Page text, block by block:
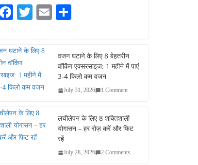
जो आपकी उत्पादकता को
दोगुना कर देंगे
Fa
bo
ok
T
tte
r
E
वजन घटाने के लिए 8 बेहतरीन
वॉकिंग एक्सरसाइज: 1 महीने में पाएं
3-4 किलो कम वजन
July 31, 2026 1 Comment
लचीलेपन के लिए 8 शक्तिशाली
योगासन – हर रोज़ करें और फिट
रहें
July 28, 2026 2 Comments